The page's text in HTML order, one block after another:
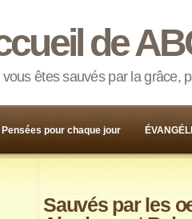
de
êtes sauvés par la grâce,
Pensées pour chaque jour
Sauvés par les